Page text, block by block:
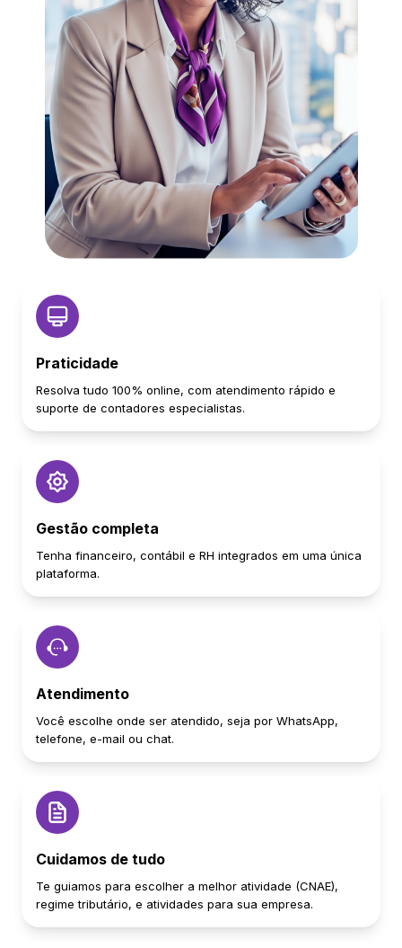
Praticidade
Resolva tudo 100% online, com atendimento rápido e
suporte de contadores especialistas.
Gestão completa
Tenha financeiro, contábil e RH integrados em uma única
plataforma.
Atendimento
Você escolhe onde ser atendido, seja por WhatsApp,
telefone, e-mail ou chat.
Cuidamos de tudo
Te guiamos para escolher a melhor atividade (CNAE),
regime tributário, e atividades para sua empresa.